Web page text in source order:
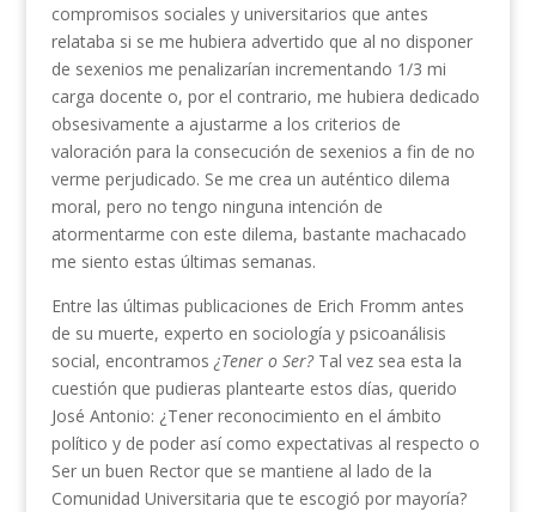
compromisos sociales y universitarios que antes
relataba si se me hubiera advertido que al no disponer
de sexenios me penalizarían incrementando 1/3 mi
carga docente o, por el contrario, me hubiera dedicado
obsesivamente a ajustarme a los criterios de
valoración para la consecución de sexenios a fin de no
verme perjudicado. Se me crea un auténtico dilema
moral, pero no tengo ninguna intención de
atormentarme con este dilema, bastante machacado
me siento estas últimas semanas.
Entre las últimas publicaciones de Erich Fromm antes
de su muerte, experto en sociología y psicoanálisis
social, encontramos ¿Tener o Ser?Tal vez sea esta la
cuestión que pudieras plantearte estos días, querido
José Antonio: ¿Tener reconocimiento en el ámbito
político y de poder así como expectativas al respecto o
Ser un buen Rector que se mantiene al lado de la
Comunidad Universitaria que te escogió por mayoría?